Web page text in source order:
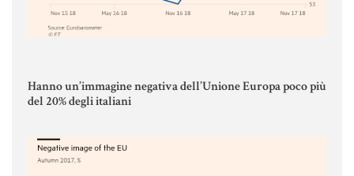
SISTEMA GIURIDICO ITALIANO
USUFRUTTO
Fiscalità Speciale
CERTIFICAZIONE ENERGETICA
Hanno un’immagine negativa dell’Unione Europa poco più
del 20% degli italiani